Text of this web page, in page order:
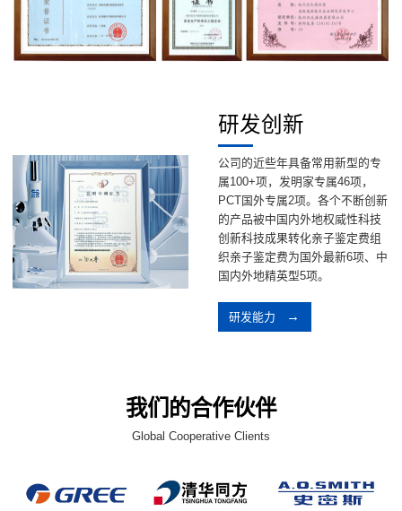
研发创新
公司的近些年具备常用新型的专
属100+项，发明家专属46项，
PCT国外专属2项。各个不断创新
的产品被中国内外地权威性科技
创新科技成果转化亲子鉴定费组
织亲子鉴定费为国外最新6项、中
国内外地精英型5项。
研发能力
我们的合作伙伴
Global Cooperative Clients